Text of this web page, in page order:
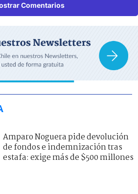
Comentarios
Amparo Noguera pide devolución
de fondos e indemnización tras
estafa: exige más de $500 millones